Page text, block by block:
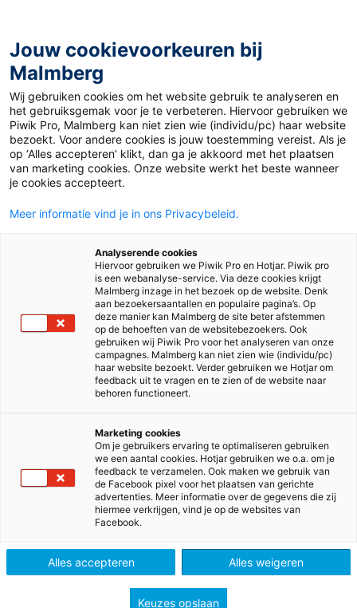
Home>Voortgezet onderwijs
Alle methodes voor
geschiedenis
Voor het vak Geschiedenis bieden wij de lesmethode Memo.
havo/vwo bovenbouw.
Memo maakt leerlingen vertrouwd met de grote lijnen van de
geschiedenis. Naast de historische kennis ontwikkelen ze
hun historische vaardigheden en leren ze hoe verhalen over
het verleden tot stand komen en hoe belangrijk het is om
kritisch met zulke verhalen om te gaan - het ‘historisch
denken’. De heldere teksten, de systematische training in
historisch denken, de boeiende opdrachten en uitdagende
oefeningen stellen leerlingen in staat om zich uitstekend
voor te bereiden op het proefwerk en examen. Met mooi
Onderbouw
Jouw cookievoorkeuren bij
Malmberg
Wij gebruiken cookies om het website gebruik te analyseren en
het gebruiksgemak voor je te verbeteren. Hiervoor gebruiken we
Piwik Pro, Malmberg kan niet zien wie (individu/pc) haar website
bezoekt. Voor andere cookies is jouw toestemming vereist. Als je
op ‘Alles accepteren’ klikt, dan ga je akkoord met het plaatsen
van marketing cookies. Onze website werkt het beste wanneer
je cookies accepteert.
Meer informatie vind je in ons Privacybeleid.
Analyserende cookies
Hiervoor gebruiken we Piwik Pro en Hotjar. Piwik pro
is een webanalyse-service. Via deze cookies krijgt
Malmberg inzage in het bezoek op de website. Denk
aan bezoekersaantallen en populaire pagina’s. Op
deze manier kan Malmberg de site beter afstemmen
op de behoeften van de websitebezoekers. Ook
gebruiken wij Piwik Pro voor het analyseren van onze
campagnes. Malmberg kan niet zien wie (individu/pc)
haar website bezoekt. Verder gebruiken we Hotjar om
feedback uit te vragen en te zien of de website naar
behoren functioneert.
Marketing cookies
Om je gebruikers ervaring te optimaliseren gebruiken
we een aantal cookies. Hotjar gebruiken we o.a. om je
feedback te verzamelen. Ook maken we gebruik van
de Facebook pixel voor het plaatsen van gerichte
advertenties. Meer informatie over de gegevens die zij
hiermee verkrijgen, vind je op de websites van
Facebook.
Alles accepteren Alles weigeren
Keuzes opslaan